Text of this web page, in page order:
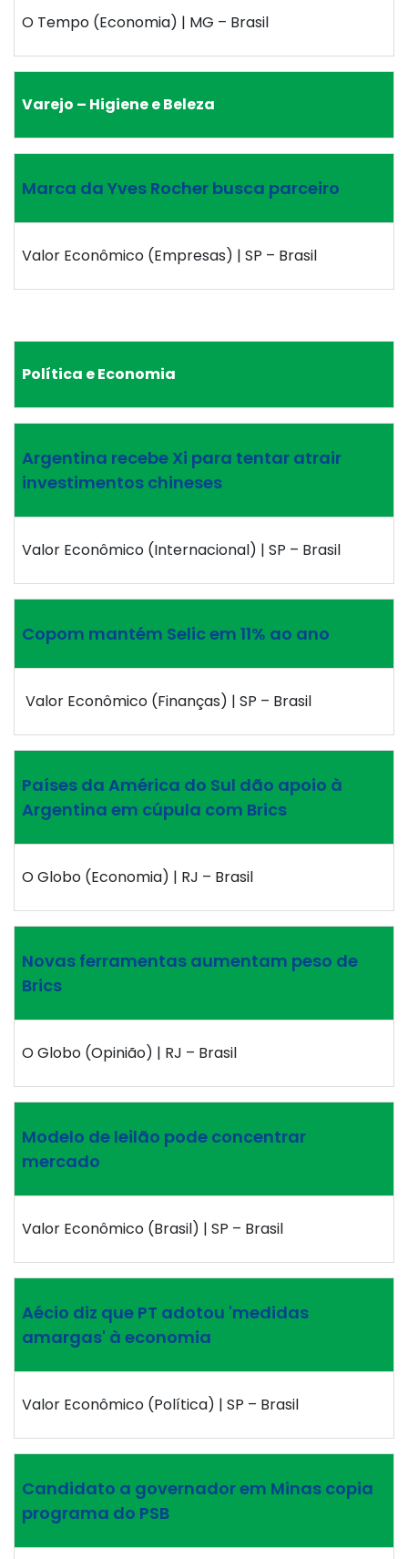
O Tempo (Economia) | MG – Brasil
Varejo – Higiene e Beleza
Marca da Yves Rocher busca parceiro
Valor Econômico (Empresas) | SP – Brasil
Política e Economia
Argentina recebe Xi para tentar atrair
investimentos chineses
Valor Econômico (Internacional) | SP – Brasil
Copom mantém Selic em 11% ao ano
Valor Econômico (Finanças) | SP – Brasil
Países da América do Sul dão apoio à
Argentina em cúpula com Brics
O Globo (Economia) | RJ – Brasil
Novas ferramentas aumentam peso de
Brics
O Globo (Opinião) | RJ – Brasil
Modelo de leilão pode concentrar
mercado
Valor Econômico (Brasil) | SP – Brasil
Aécio diz que PT adotou 'medidas
amargas' à economia
Valor Econômico (Política) | SP – Brasil
Candidato a governador em Minas copia
programa do PSB